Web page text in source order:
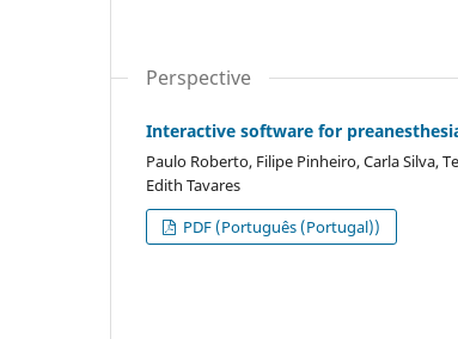
Perspective
Interactive software for
Paulo Roberto, Filipe Pinheiro, Carla Silva,
Edith Tavares
PDF (Português (Portugal))